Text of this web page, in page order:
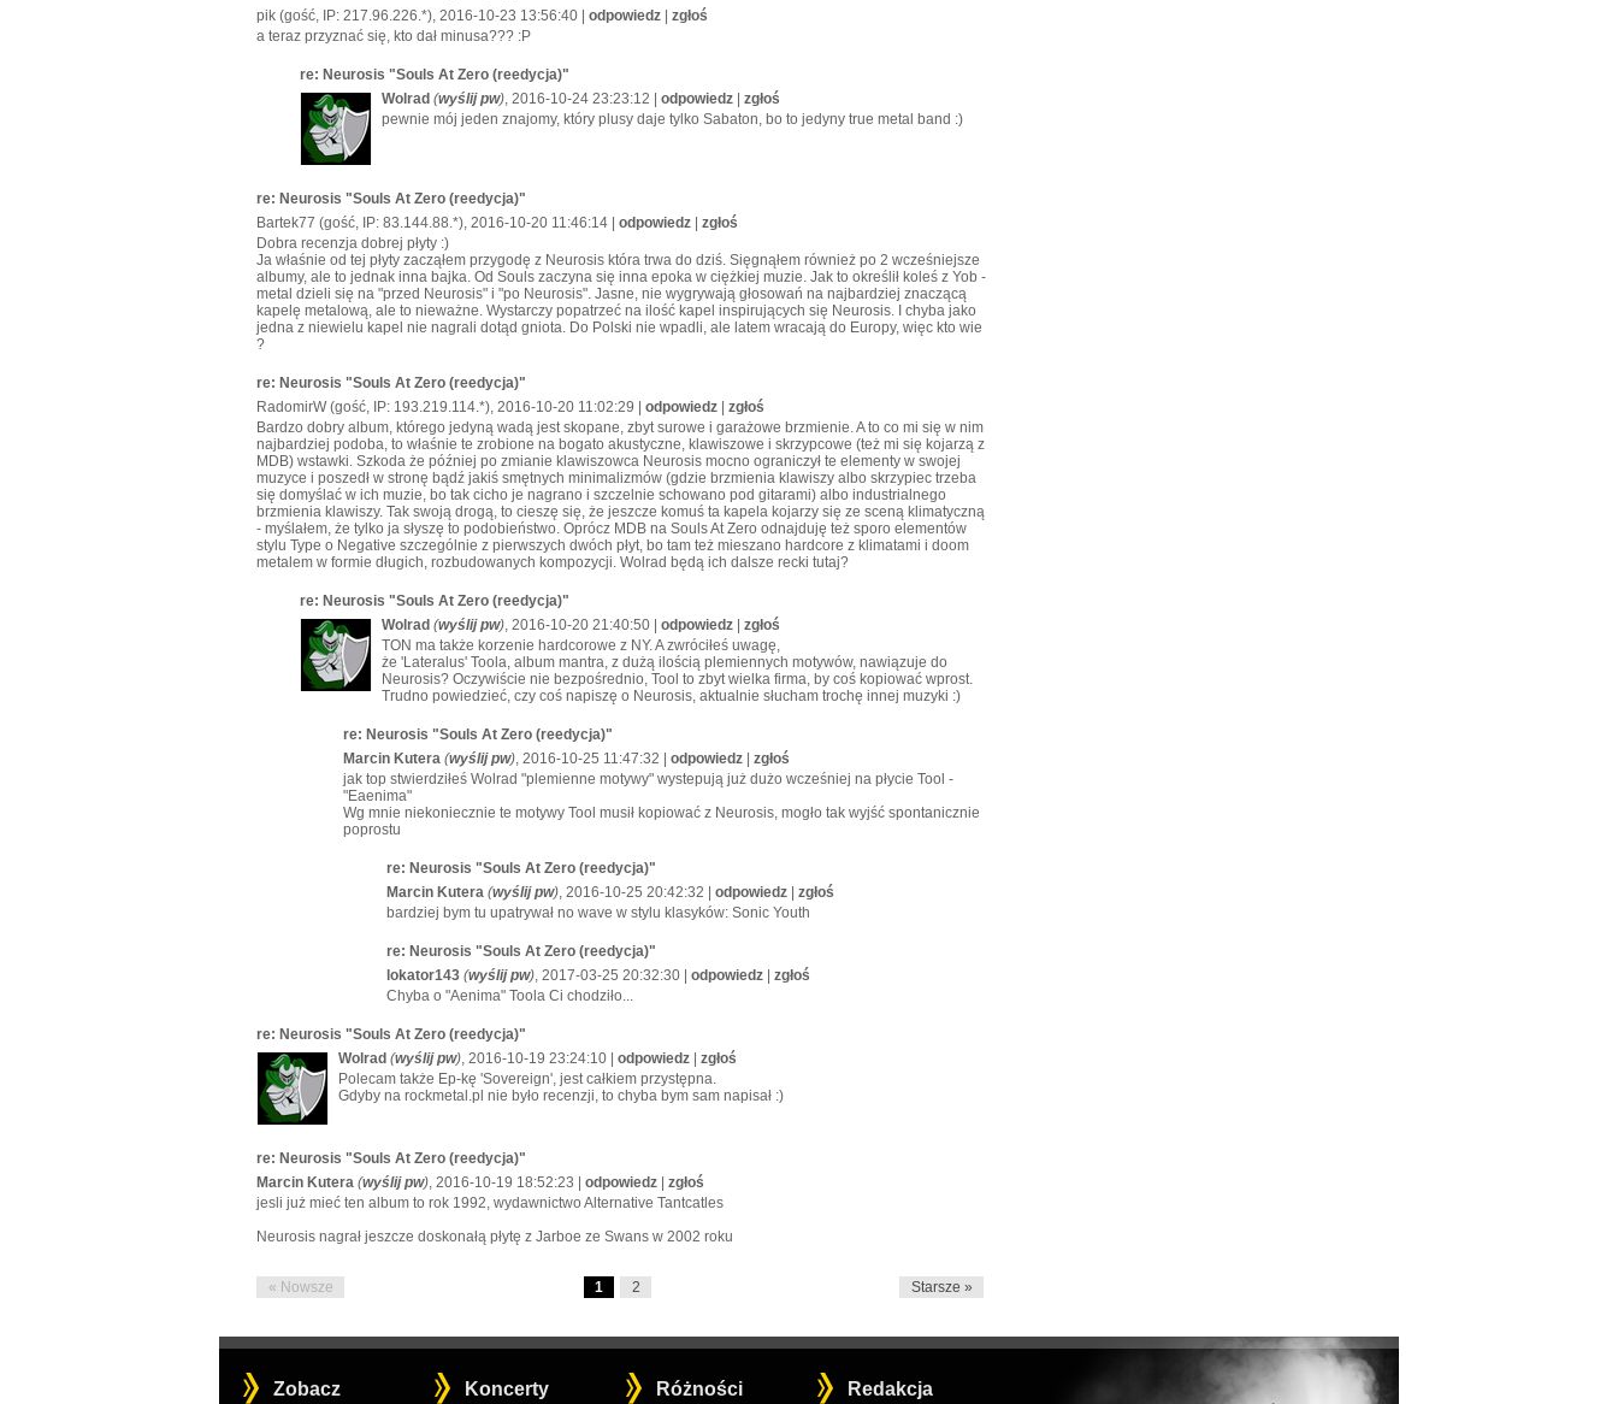
pik (gość, IP: 217.96.226.*), 2016-10-23 13:56:40 | odpowiedz | zgłoś
a teraz przyznać się, kto dał minusa??? :P
re: Neurosis "Souls At Zero (reedycja)"
Wolrad (wyślij pw) , 2016-10-24 23:23:12 | odpowiedz | zgłoś
pewnie mój jeden znajomy, który plusy daje tylko Sabaton, bo to jedyny true metal band :)
re: Neurosis "Souls At Zero (reedycja)"
Bartek77 (gość, IP: 83.144.88.*), 2016-10-20 11:46:14 | odpowiedz | zgłoś
Dobra recenzja dobrej płyty :)
Ja właśnie od tej płyty zacząłem przygodę z Neurosis która trwa do dziś. Sięgnąłem również po 2 wcześniejsze
albumy, ale to jednak inna bajka. Od Souls zaczyna się inna epoka w ciężkiej muzie. Jak to określił koleś z Yob -
metal dzieli się na "przed Neurosis" i "po Neurosis". Jasne, nie wygrywają głosowań na najbardziej znaczącą
kapelę metalową, ale to nieważne. Wystarczy popatrzeć na ilość kapel inspirujących się Neurosis. I chyba jako
jedna z niewielu kapel nie nagrali dotąd gniota. Do Polski nie wpadli, ale latem wracają do Europy, więc kto wie
?
re: Neurosis "Souls At Zero (reedycja)"
RadomirW (gość, IP: 193.219.114.*), 2016-10-20 11:02:29 | odpowiedz | zgłoś
Bardzo dobry album, którego jedyną wadą jest skopane, zbyt surowe i garażowe brzmienie. A to co mi się w nim
najbardziej podoba, to właśnie te zrobione na bogato akustyczne, klawiszowe i skrzypcowe (też mi się kojarzą z
MDB) wstawki. Szkoda że później po zmianie klawiszowca Neurosis mocno ograniczył te elementy w swojej
muzyce i poszedł w stronę bądź jakiś smętnych minimalizmów (gdzie brzmienia klawiszy albo skrzypiec trzeba
się domyślać w ich muzie, bo tak cicho je nagrano i szczelnie schowano pod gitarami) albo industrialnego
brzmienia klawiszy. Tak swoją drogą, to cieszę się, że jeszcze komuś ta kapela kojarzy się ze sceną klimatyczną
- myślałem, że tylko ja słyszę to podobieństwo. Oprócz MDB na Souls At Zero odnajduję też sporo elementów
stylu Type o Negative szczególnie z pierwszych dwóch płyt, bo tam też mieszano hardcore z klimatami i doom
metalem w formie długich, rozbudowanych kompozycji. Wolrad będą ich dalsze recki tutaj?
re: Neurosis "Souls At Zero (reedycja)"
Wolrad (wyślij pw) , 2016-10-20 21:40:50 | odpowiedz | zgłoś
TON ma także korzenie hardcorowe z NY. A zwróciłeś uwagę,
że 'Lateralus' Toola, album mantra, z dużą ilością plemiennych motywów, nawiązuje do
Neurosis? Oczywiście nie bezpośrednio, Tool to zbyt wielka firma, by coś kopiować wprost.
Trudno powiedzieć, czy coś napiszę o Neurosis, aktualnie słucham trochę innej muzyki :)
re: Neurosis "Souls At Zero (reedycja)"
Marcin Kutera (wyślij pw) , 2016-10-25 11:47:32 | odpowiedz | zgłoś
jak top stwierdziłeś Wolrad "plemienne motywy" wystepują już dużo wcześniej na płycie Tool -
"Eaenima"
Wg mnie niekoniecznie te motywy Tool musił kopiować z Neurosis, mogło tak wyjść spontanicznie
poprostu
re: Neurosis "Souls At Zero (reedycja)"
Marcin Kutera (wyślij pw) , 2016-10-25 20:42:32 | odpowiedz | zgłoś
bardziej bym tu upatrywał no wave w stylu klasyków: Sonic Youth
re: Neurosis "Souls At Zero (reedycja)"
lokator143 (wyślij pw) , 2017-03-25 20:32:30 | odpowiedz | zgłoś
Chyba o "Aenima" Toola Ci chodziło...
re: Neurosis "Souls At Zero (reedycja)"
Wolrad (wyślij pw) , 2016-10-19 23:24:10 | odpowiedz | zgłoś
Polecam także Ep-kę 'Sovereign', jest całkiem przystępna.
Gdyby na rockmetal.pl nie było recenzji, to chyba bym sam napisał :)
re: Neurosis "Souls At Zero (reedycja)"
Marcin Kutera (wyślij pw) , 2016-10-19 18:52:23 | odpowiedz | zgłoś
jesli już mieć ten album to rok 1992, wydawnictwo Alternative Tantcatles
Neurosis nagrał jeszcze doskonałą płytę z Jarboe ze Swans w 2002 roku
« Nowsze 1 2 Starsze »
Zobacz Koncerty Różności Redakcja